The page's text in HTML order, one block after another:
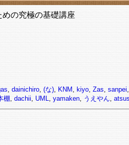
の究極の基礎講座
, dainichiro, (な), KNM , kiyo, Zas, sanpei,
棚, dachii, UML, yamaken, うえやん,